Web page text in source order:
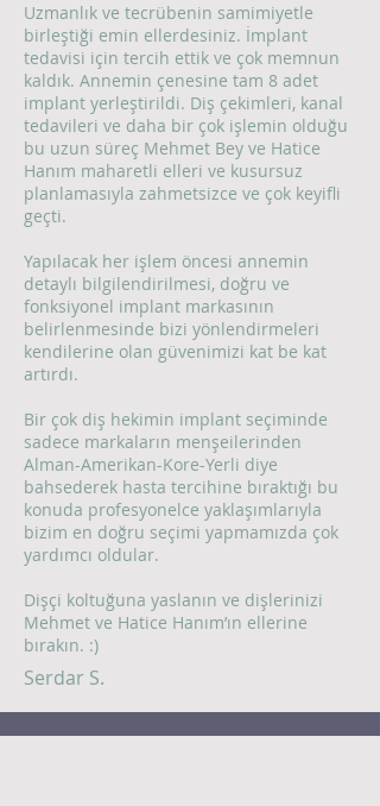
Uzmanlık ve tecrübenin samimiyetle
birleştiği emin ellerdesiniz. İmplant
tedavisi için tercih ettik ve çok memnun
kaldık. Annemin çenesine tam 8 adet
implant yerleştirildi. Diş çekimleri, kanal
tedavileri ve daha bir çok işlemin olduğu
bu uzun süreç Mehmet Bey ve Hatice
Hanım maharetli elleri ve kusursuz
planlamasıyla zahmetsizce ve çok keyifli
geçti.
Yapılacak her işlem öncesi annemin
detaylı bilgilendirilmesi, doğru ve
fonksiyonel implant markasının
belirlenmesinde bizi yönlendirmeleri
kendilerine olan güvenimizi kat be kat
artırdı.
Bir çok diş hekimin implant seçiminde
sadece markaların menşeilerinden
Alman-Amerikan-Kore-Yerli diye
bahsederek hasta tercihine bıraktığı bu
konuda profesyonelce yaklaşımlarıyla
bizim en doğru seçimi yapmamızda çok
yardımcı oldular.
Dişçi koltuğuna yaslanın ve dişlerinizi
Mehmet ve Hatice Hanım’ın ellerine
bırakın. :)
Serdar S.